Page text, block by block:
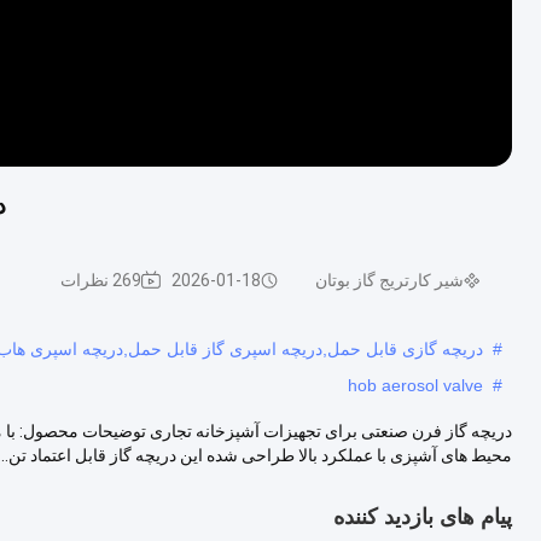
شیر کارتریج گاز بوتان 2026-01-18 269 نظرات
# دریچه گازی قابل حمل,دریچه اسپری گاز قابل حمل,دریچه اسپری
#
hob aerosol valve
دریچه گاز فرن صنعتی برای تجهیزات آشپزخانه تجاری توضیحات محصول:
محیط های آشپزی با عملکرد بالا طراحی شده این دریچه گاز قابل اعتماد
پیام های بازدید کننده